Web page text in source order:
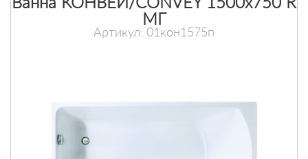
Ванна КОНВЕЙ/CONVEY 1500х750 R
МГ
Артикул: 01кон1575п